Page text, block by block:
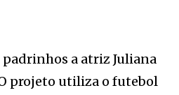
padrinhos a atriz Juliana
projeto utiliza o futebol